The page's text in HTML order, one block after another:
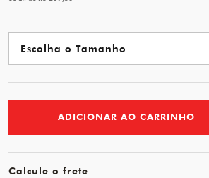
ADICIONAR AO CARRINHO
Calcule o frete